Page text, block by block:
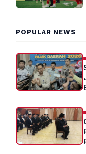
POPULAR NEWS